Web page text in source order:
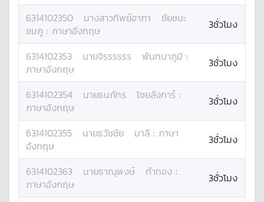
6314102350 นางสาวทิพย์อาภา
ชัยชนะ
ชมภู : ภาษาอังกฤษ 3ชั่วโมง
6314102353 นายจิรรรรรร พันทนาภูมิ :
ภาษาอังกฤษ
3ชั่วโมง
6314102354 นายธนภัทร ไชยลังการ์ :
ภาษาอังกฤษ
3ชั่วโมง
6314102355 นายธวัชชัย มาลี : ภาษา
อังกฤษ
3ชั่วโมง
6314102363 นายธาณุพงษ์ ทำทอง :
ภาษาอังกฤษ
3ชั่วโมง